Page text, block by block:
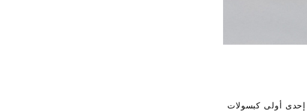
أولى كبسولات